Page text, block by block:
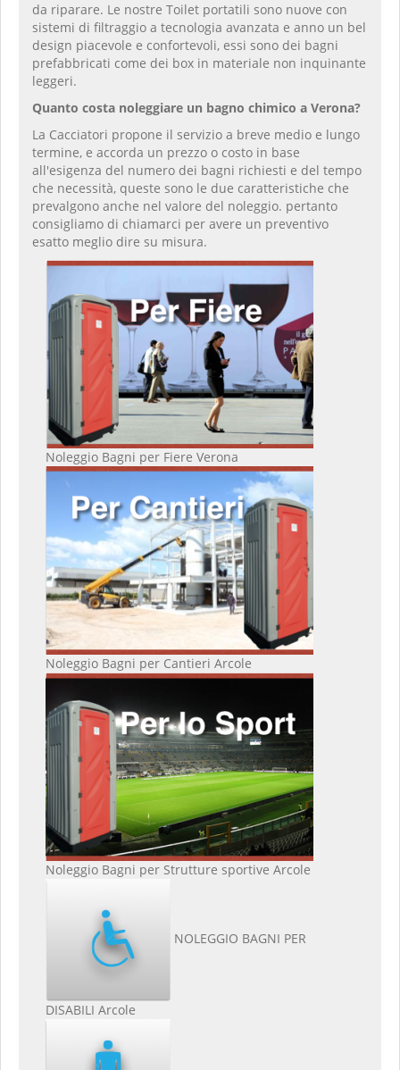
da riparare. Le nostre Toilet portatili sono nuove con
sistemi di filtraggio a tecnologia avanzata e anno un bel
design piacevole e confortevoli, essi sono dei bagni
prefabbricati come dei box in materiale non inquinante
leggeri.
Quanto costa noleggiare un bagno chimico a Verona?
La Cacciatori propone il servizio a breve medio e lungo
termine, e accorda un prezzo o costo in base
all'esigenza del numero dei bagni richiesti e del tempo
che necessità, queste sono le due caratteristiche che
prevalgono anche nel valore del noleggio. pertanto
consigliamo di chiamarci per avere un preventivo
esatto meglio dire su misura.
Noleggio Bagni per Fiere Verona
Noleggio Bagni per Cantieri Arcole
Noleggio Bagni per Strutture sportive Arcole
NOLEGGIO BAGNI PER
DISABILI Arcole